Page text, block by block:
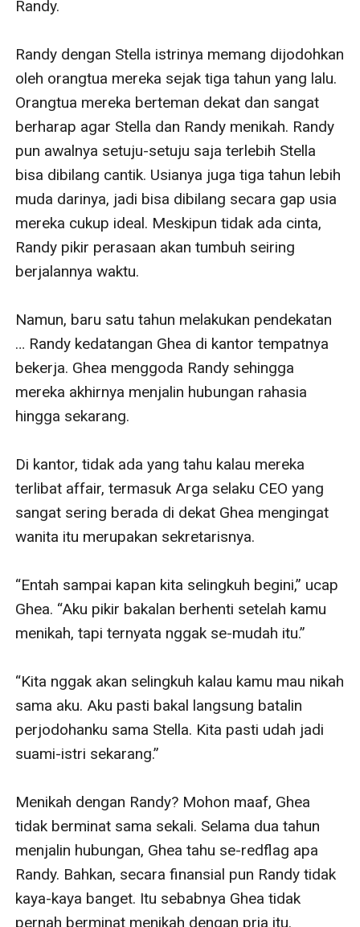
Randy.
Randy dengan Stella istrinya memang dijodohkan
oleh orangtua mereka sejak tiga tahun yang lalu.
Orangtua mereka berteman dekat dan sangat
berharap agar Stella dan Randy menikah. Randy
pun awalnya setuju-setuju saja terlebih Stella
bisa dibilang cantik. Usianya juga tiga tahun lebih
muda darinya, jadi bisa dibilang secara gap usia
mereka cukup ideal. Meskipun tidak ada cinta,
Randy pikir perasaan akan tumbuh seiring
berjalannya waktu.
Namun, baru satu tahun melakukan pendekatan
… Randy kedatangan Ghea di kantor tempatnya
bekerja. Ghea menggoda Randy sehingga
mereka akhirnya menjalin hubungan rahasia
hingga sekarang.
Di kantor, tidak ada yang tahu kalau mereka
terlibat affair, termasuk Arga selaku CEO yang
sangat sering berada di dekat Ghea mengingat
wanita itu merupakan sekretarisnya.
“Entah sampai kapan kita selingkuh begini,” ucap
Ghea. “Aku pikir bakalan berhenti setelah kamu
menikah, tapi ternyata nggak se-mudah itu.”
“Kita nggak akan selingkuh kalau kamu mau nikah
sama aku. Aku pasti bakal langsung batalin
perjodohanku sama Stella. Kita pasti udah jadi
suami-istri sekarang.”
Menikah dengan Randy? Mohon maaf, Ghea
tidak berminat sama sekali. Selama dua tahun
menjalin hubungan, Ghea tahu se-redflag apa
Randy. Bahkan, secara finansial pun Randy tidak
kaya-kaya banget. Itu sebabnya Ghea tidak
pernah berminat menikah dengan pria itu.